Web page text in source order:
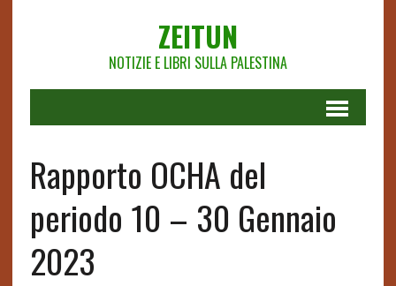
ZEITUN
NOTIZIE E LIBRI SULLA PALESTINA
Rapporto OCHA del
periodo 10 – 30 Gennaio
2023